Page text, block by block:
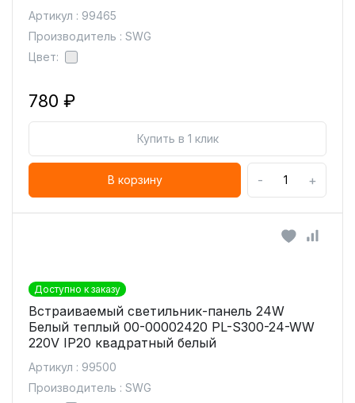
Артикул : 99465
Производитель : SWG
Цвет:
780 ₽
Купить в 1 клик
В корзину - +
Доступно к заказу
Встраиваемый светильник-панель 24W
Белый теплый 00-00002420 PL-S300-24-WW
220V IP20 квадратный белый
Артикул : 99500
Производитель : SWG